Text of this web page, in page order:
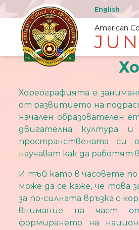
English
American
Хореографията е
от развитието на
начален образователен
двигателна култура
пространствената
научават как да работят
И тъй като в часовете
може да се каже, че това
за по-силната връзка с
внимание на част
формирането на